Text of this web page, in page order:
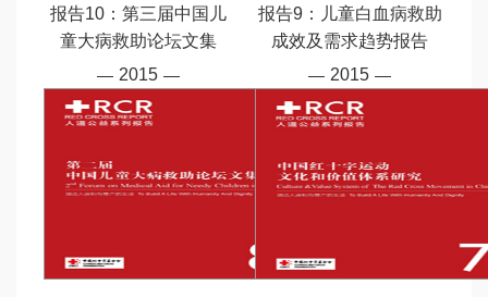
报告10：第三届中国儿
童大病救助论坛文集
2015
报告9：儿童白血病救助
成效及需求趋势报告
2015